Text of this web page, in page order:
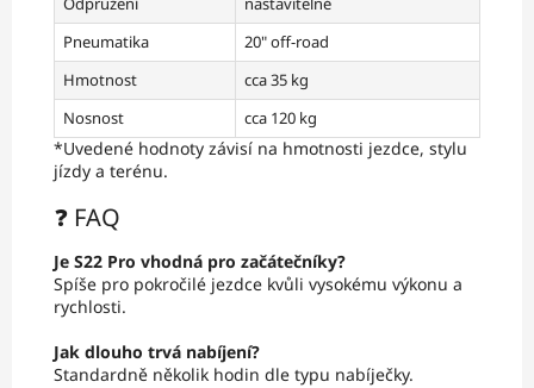
Pneumatika
20" off-road
Hmotnost
cca 35 kg
Nosnost
cca 120 kg
*Uvedené hodnoty závisí na hmotnosti jezdce, stylu
jízdy a terénu.
❓ FAQ
Je S22 Pro vhodná pro začátečníky?
Spíše pro pokročilé jezdce kvůli vysokému výkonu a
rychlosti.
Jak dlouho trvá nabíjení?
Standardně několik hodin dle typu nabíječky.